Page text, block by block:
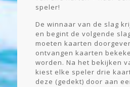
speler!
De winnaar van de slag
en begint de volgende
moeten kaarten
ontvangen kaarten
worden. Na het bekijken
kiest elke speler drie
deze (gedekt) door aan